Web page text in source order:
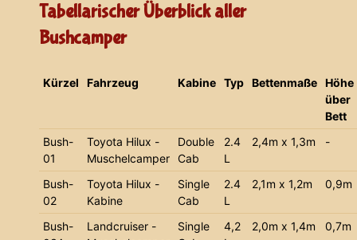
Tabellarischer Überblick aller
Bushcamper
Kürzel Fahrzeug Kabine Typ Bettenmaße Höhe
über
Bett
Bush-
01
Toyota Hilux -
Muschelcamper
Double
Cab
2.4
L
2,4m x 1,3m -
Bush-
02
Toyota Hilux -
Kabine
Single
Cab
2.4
L
2,1m x 1,2m 0,9m
Bush-
Landcruiser -
Single
4,2
2,0m x 1,4m 0,7m